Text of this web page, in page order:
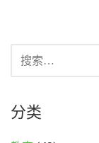
索：
分类